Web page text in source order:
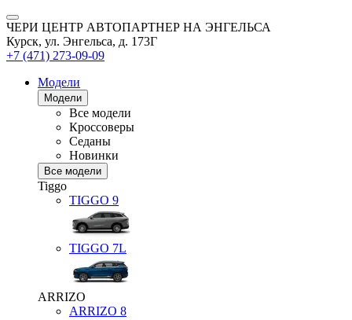
ЧЕРИ ЦЕНТР АВТОПАРТНЕР НА ЭНГЕЛЬСА
Курск, ул. Энгельса, д. 173Г
+7 (471) 273-09-09
Модели
Модели
Все модели
Кроссоверы
Седаны
Новинки
Все модели
Tiggo
TIGGO 9
TIGGO 7L
ARRIZO
ARRIZO 8